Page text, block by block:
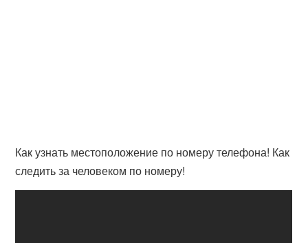
Как узнать местоположение по номеру телефона! Как
следить за человеком по номеру!